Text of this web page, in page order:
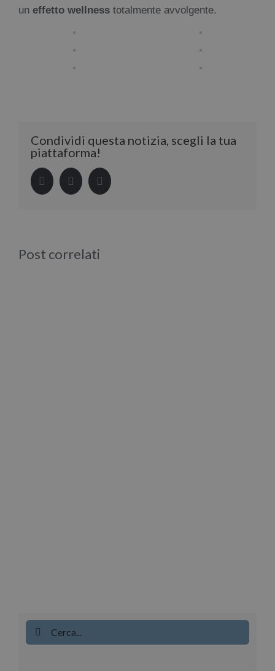
un effetto wellness totalmente avvolgente.
Condividi questa notizia, scegli la tua
piattaforma!
FacebookLinkedInPinterest
Post correlati
Cerca
per: